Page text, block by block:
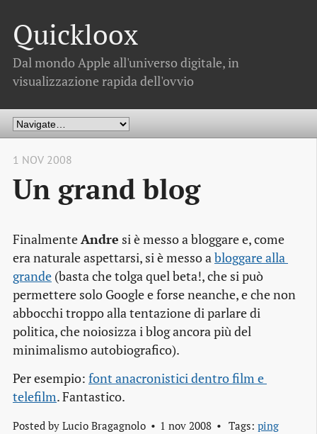
Quickloox
Dal mondo Apple all'universo digitale, in
visualizzazione rapida dell'ovvio
1 NOV 2008
Un grand blog
FinalmenteAndre si è messo a bloggare e, come
era naturale aspettarsi, si è messo abloggare alla
grande (basta che tolga quelbeta!, che si può
permettere solo Google e forse neanche, e che non
abbocchi troppo alla tentazione di parlare di
politica, che noiosizza i blog ancora più del
minimalismo autobiografico).
Per esempio: font anacronistici dentro film e
telefilm. Fantastico.
Posted by Lucio Bragagnolo 1 nov 2008 Tags: ping